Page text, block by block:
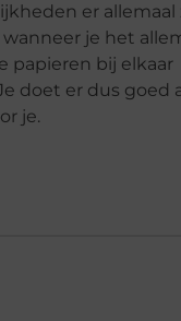
er allemaal
je het
papieren bij elkaar
doet er dus goed
je.